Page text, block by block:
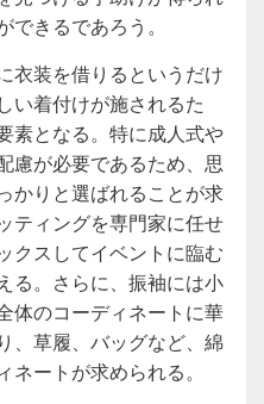
きるであろう。
衣装を借りるというだけ
い着付けが施されるた
素となる。特に成人式や
慮が必要であるため、思
かりと選ばれることが求
ティングを専門家に任せ
クスしてイベントに臨む
る。さらに、振袖には小
体のコーディネートに華
、草履、バッグなど、綿
ートが求められる。